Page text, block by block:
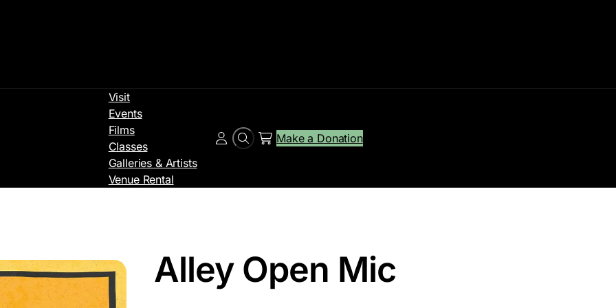
Visit
Events
Films
Classes
Galleries & Artists
Venue Rental
SearchMake a Donation
Account
Alley Open Mic